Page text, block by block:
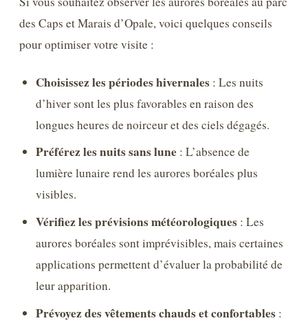
des Caps et Marais d’Opale, voici quelques conseils
pour optimiser votre visite :
Choisissez les périodes hivernales : Les nuits
d’hiver sont les plus favorables en raison des
longues heures de noirceur et des ciels dégagés.
Préférez les nuits sans lune : L’absence de
lumière lunaire rend les aurores boréales plus
visibles.
Vérifiez les prévisions météorologiques : Les
aurores boréales sont imprévisibles, mais certaines
applications permettent d’évaluer la probabilité de
leur apparition.
Prévoyez des vêtements chauds et confortables :